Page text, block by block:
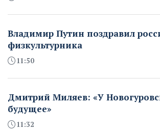
Владимир Путин поздравил
физкультурника
11:50
Дмитрий Миляев: «У
будущее»
11:32